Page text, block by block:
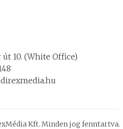
út 10. (White Office)
Kft. Minden jog fenntartva.